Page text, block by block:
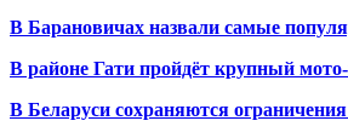
В Барановичах назвали самые
В районе Гати пройдёт крупный
В Беларуси сохраняются